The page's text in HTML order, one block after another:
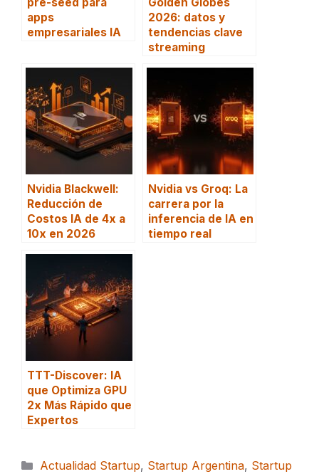
apps
empresariales IA
2026: datos y
tendencias clave
streaming
Nvidia Blackwell:
Reducción de
Costos IA de 4x a
10x en 2026
Nvidia vs Groq: La
carrera por la
inferencia de IA en
tiempo real
TTT-Discover: IA
que Optimiza GPU
2x Más Rápido que
Expertos
Categorías
Actualidad Startup, Startup Argentina, Startup